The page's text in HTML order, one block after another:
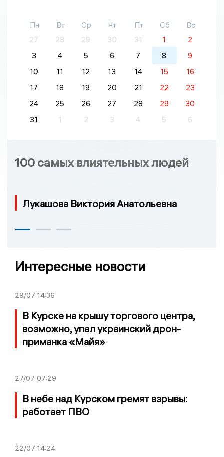
Пн Вт Ср Чт Пт Сб
Вс
27
28 29 30 31 1
2
3
4 5 6 7 8
9
10
11 12 13 14 15
16
17
18 19 20 21 22
23
24
25 26 27 28 29
30
31
1 2 3 4 5 6
100 самых влиятельных людей
Лукашова Виктория Анатольевна
Интересные новости
29/07 14:36
В Курске на крышу торгового центра,
возможно, упал украинский дрон-
приманка «Майя»
27/07 07:29
В небе над Курском гремят взрывы:
работает ПВО
22/07 14:24